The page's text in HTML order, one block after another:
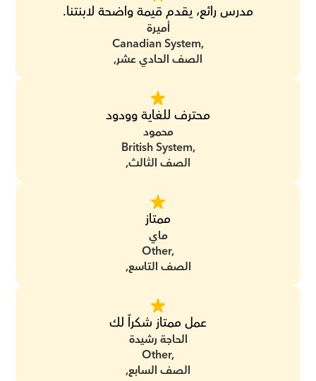
عمل ممتاز شكراً لك
الحاجة رشيدة
الصف السابع,
Other,
مدرس رائع، يقدم قيمة واضحة لابنتنا.
أميرة
الصف الحادي عشر,
Canadian System,
محترف للغاية وودود
محمود
الصف الثالث,
British System,
ممتاز
ماي
الصف التاسع,
Other,